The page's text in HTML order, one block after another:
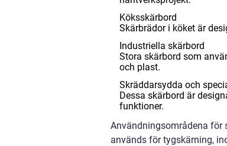
Köksskärbord
Skärbrädor i köket är
Industriella skärbord
Stora skärbord som
och plast.
Skräddarsydda och
Dessa skärbord är
funktioner.
Användningsområdena för
används för tygskärning,